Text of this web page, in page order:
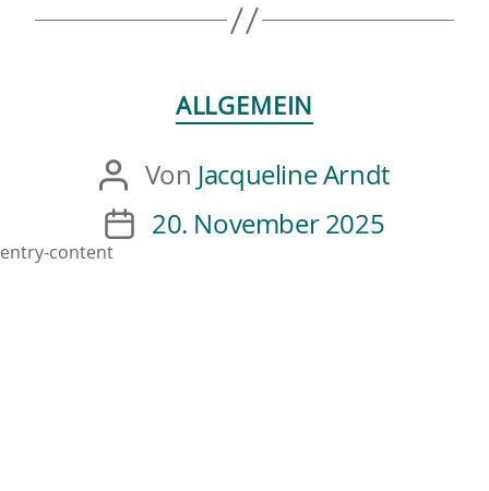
ALLGEMEIN
Von Jacqueline Arndt
20. November 2025
entry-content